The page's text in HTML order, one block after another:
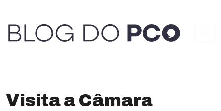
Visita a Câmara